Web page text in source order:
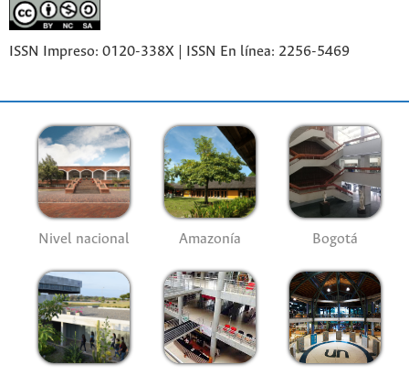
ISSN Impreso: 0120-338X | ISSN En línea: 2256-5469
Nivel nacional Amazonía Bogotá